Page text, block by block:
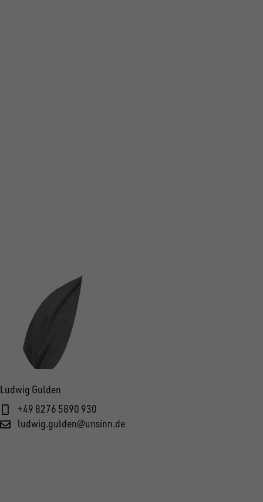
Ludwig Gulden
+49 8276 5890 930
ludwig.gulden@unsinn.de